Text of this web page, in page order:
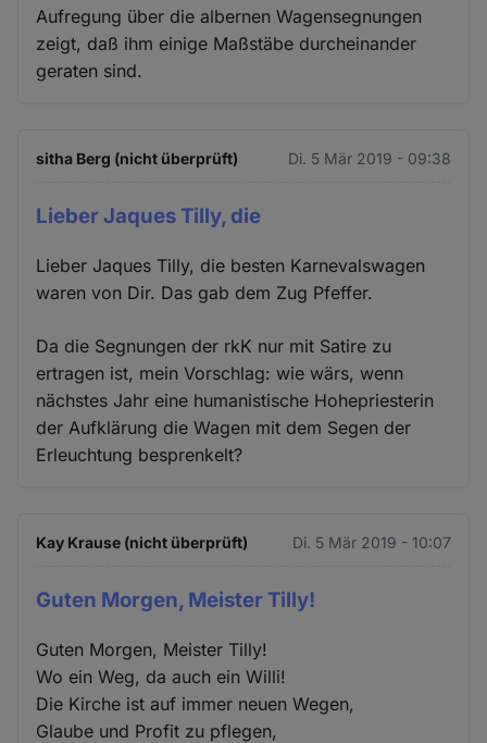
Aufregung über die albernen Wagensegnungen
zeigt, daß ihm einige Maßstäbe durcheinander
geraten sind.
sitha Berg (nicht überprüft) Di. 5 Mär 2019 - 09:38
Lieber Jaques Tilly, die
Lieber Jaques Tilly, die besten Karnevalswagen
waren von Dir. Das gab dem Zug Pfeffer.
Da die Segnungen der rkK nur mit Satire zu
ertragen ist, mein Vorschlag: wie wärs, wenn
nächstes Jahr eine humanistische Hohepriesterin
der Aufklärung die Wagen mit dem Segen der
Erleuchtung besprenkelt?
Kay Krause (nicht überprüft) Di. 5 Mär 2019 - 10:07
Guten Morgen, Meister Tilly!
Guten Morgen, Meister Tilly!
Wo ein Weg, da auch ein Willi!
Die Kirche ist auf immer neuen Wegen,
Glaube und Profit zu pflegen,